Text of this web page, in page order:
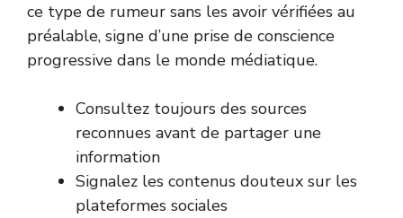
ce type de rumeur sans les avoir vérifiées au
préalable, signe d’une prise de conscience
progressive dans le monde médiatique.
Consultez toujours des sources
reconnues avant de partager une
information
Signalez les contenus douteux sur les
plateformes sociales